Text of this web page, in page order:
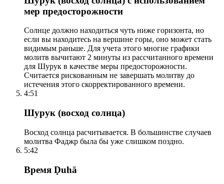
мер предосторожности
Солнце должно находиться чуть ниже горизонта, но
если вы находитесь на вершине горы, оно может стать
видимым раньше. Для учета этого многие графики
молитв вычитают 2 минуты из рассчитанного времени
для Шурук в качестве меры предосторожности.
Считается рискованным не завершать молитву до
истечения этого скорректированного времени.
4:51
Шурук (восход солнца)
Восход солнца расчитывается. В большинстве случаев
молитва Фаджр была бы уже слишком поздно.
5:42
Время Ḍuhā